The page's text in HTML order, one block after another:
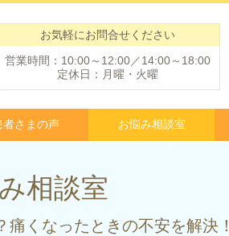
お気軽にお問合せください
営業時間：10:00～12:00／14:00～18:00
定休日：月曜・火曜
者さまの声 お悩み相談室
相談室
くなったときの不安を解決